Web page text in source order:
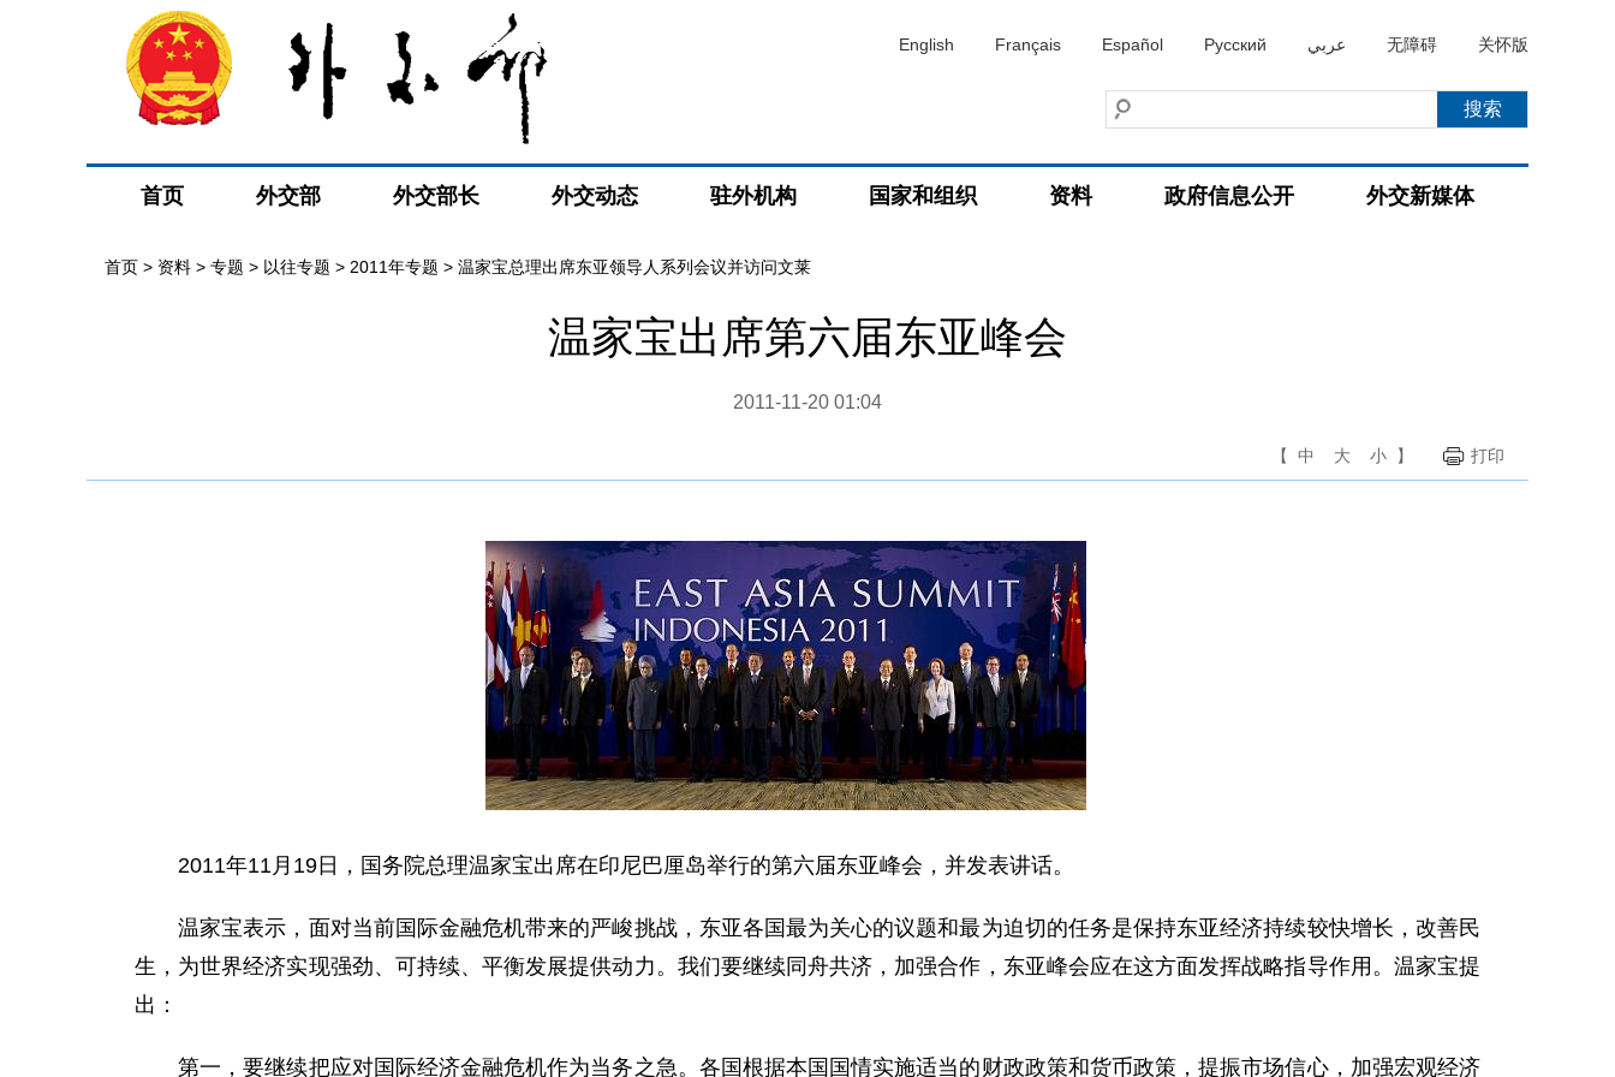
English Français Español Русский عربي 无障碍 关怀版
首页 外交部 外交部长 外交动态 驻外机构 国家和组织 资料 政府信息公开 外交新媒体
首页 > 资料 > 专题 > 以往专题 > 2011年专题 > 温家宝总理出席东亚领导人系列会议并访问文莱
温家宝出席第六届东亚峰会
2011-11-20 01:04
【 中 大 小 】 打印
2011年11月19日，国务院总理温家宝出席在印尼巴厘岛举行的第六届东亚峰会，并发表讲话。
温家宝表示，面对当前国际金融危机带来的严峻挑战，东亚各国最为关心的议题和最为迫切的任务是保持东亚经济持续较快增长，改善民
生，为世界经济实现强劲、可持续、平衡发展提供动力。我们要继续同舟共济，加强合作，东亚峰会应在这方面发挥战略指导作用。温家宝提
出：
第一，要继续把应对国际经济金融危机作为当务之急。各国根据本国国情实施适当的财政政策和货币政策，提振市场信心，加强宏观经济